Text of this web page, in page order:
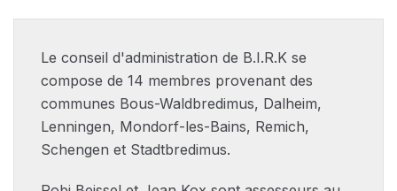
Le conseil d'administration de B.I.R.K se
compose de 14 membres provenant des
communes Bous-Waldbredimus, Dalheim,
Lenningen, Mondorf-les-Bains, Remich,
Schengen et Stadtbredimus.